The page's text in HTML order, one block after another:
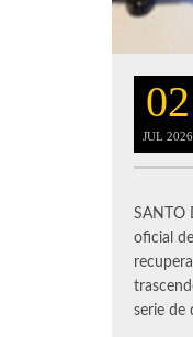
02
JUL 2026
SANTO
oficial
serie de